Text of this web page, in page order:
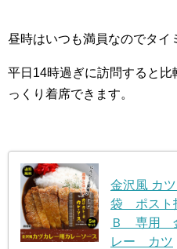
昼時はいつも満員なのでタイ
平日14時過ぎに訪問すると
っくり着席できます。
金沢風 カ
袋 ポスト
Ｂ 専用
レー カツ